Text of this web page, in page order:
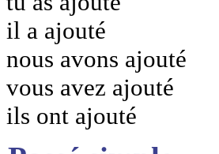
il a ajouté
nous avons ajouté
vous avez ajouté
ils ont ajouté